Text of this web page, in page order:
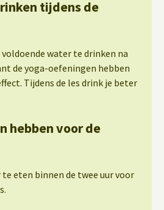
tijdens de
water te drinken na
de yoga-oefeningen hebben
Tijdens de les drink je beter
hebben voor de
eten binnen de twee uur voor